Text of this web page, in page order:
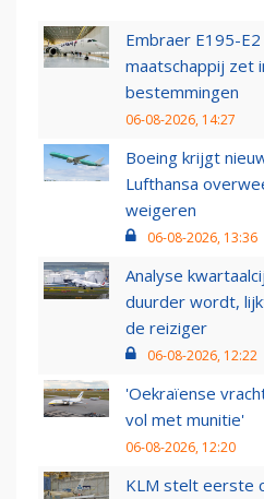
Embraer E195-
maatschappij zet
bestemmingen
06-08-2026, 14:27
Boeing krijgt
Lufthansa
weigeren
06-08-2026, 13:36
Analyse
duurder wordt,
de reiziger
06-08-2026, 12:22
'Oekraïense
vol met munitie'
06-08-2026, 12:20
KLM stelt eerste